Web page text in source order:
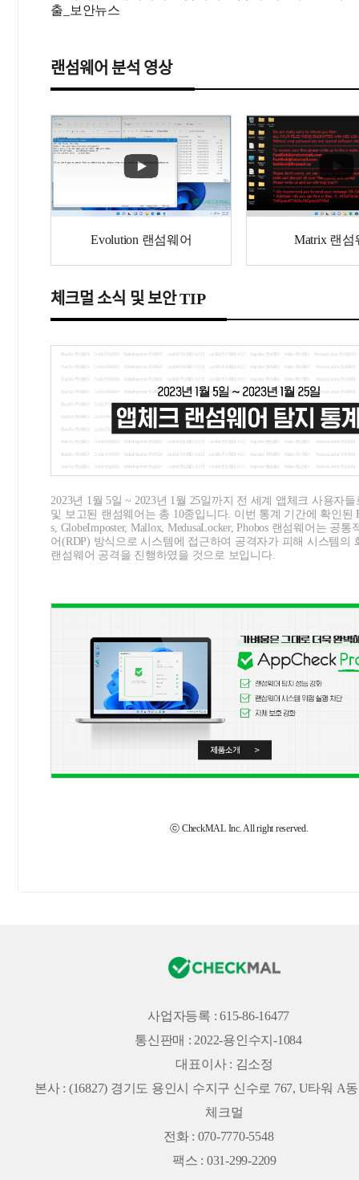
출_보안뉴스
랜섬웨어 분석 영상
Evolution 랜섬웨어 Matrix 랜섬
체크멀 소식 및 보안 TIP
2023년 1월 5일 ~ 2023년 1월 25일까지 전 세계 앱체크 사용자
및 보고된 랜섬웨어는 총 10종입니다. 이번 통계 기간에 확인된
s, GlobeImposter, Mallox, MedusaLocker, Phobos 랜섬웨어는 공
어(RDP) 방식으로 시스템에 접근하여 공격자가 피해 시스템의
랜섬웨어 공격을 진행하였을 것으로 보입니다.
ⓒ CheckMAL Inc. All right reserved.
사업자등록 : 615-86-16477
통신판매 : 2022-용인수지-1084
대표이사 : 김소정
본사 : (16827) 경기도 용인시 수지구 신수로 767, U타워 A
체크멀
전화 : 070-7770-5548
팩스 : 031-299-2209